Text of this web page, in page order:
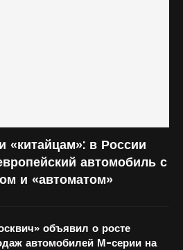
«китайцам»: в России
автомобиль с
и «автоматом»
объявил о росте
автомобилей М-серии на